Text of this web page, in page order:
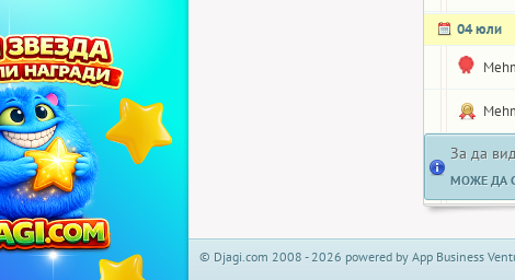
04 юли
За да
МОЖЕ ДА
© Djagi.com 2008 - 2026 powered by App Business